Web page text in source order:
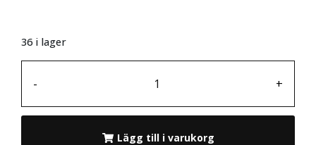
36 i lager
- +
Lägg till i varukorg